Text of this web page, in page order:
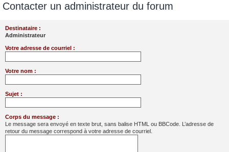
Contacter un administrateur du forum
Destinataire :
Administrateur
Votre adresse de courriel :
Votre nom :
Sujet :
Corps du message :
Le message sera envoyé en texte brut, sans balise HTML ou BBCode. L’adresse de
retour du message correspond à votre adresse de courriel.